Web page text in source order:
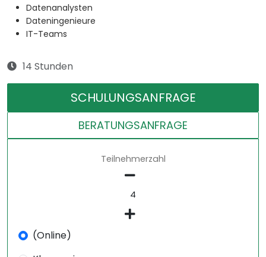
Datenanalysten
Dateningenieure
IT-Teams
14 Stunden
SCHULUNGSANFRAGE
BERATUNGSANFRAGE
Teilnehmerzahl
(Online)